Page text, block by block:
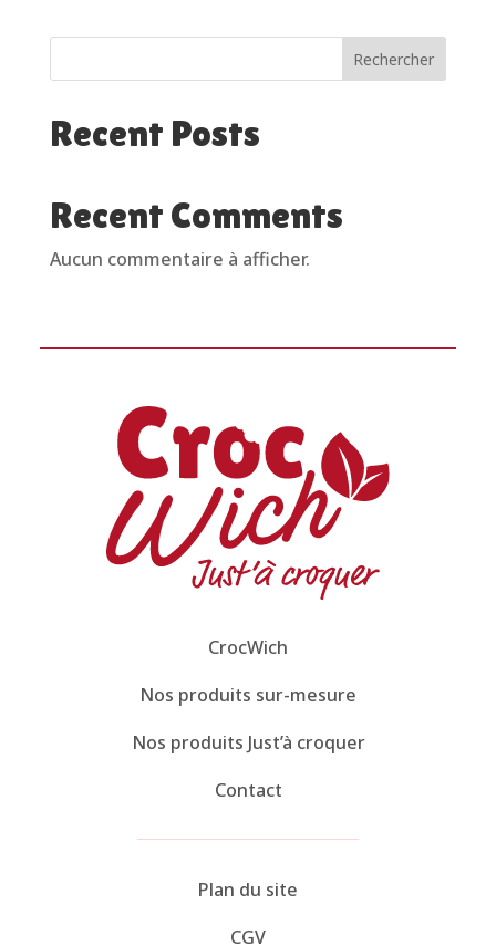
Rechercher
Recent Posts
Recent Comments
Aucun commentaire à afficher.
CrocWich
Nos produits sur-mesure
Nos produits Just’à croquer
Contact
Plan du site
CGV